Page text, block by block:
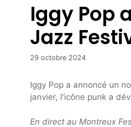
Iggy Pop
Jazz
29 octobre 2024
Iggy Pop a annoncé un
janvier, l'icône punk a
En direct au Montreux